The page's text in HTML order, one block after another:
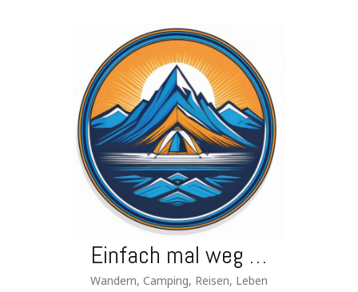
Einfach mal weg …
Wandern, Camping, Reisen, Leben